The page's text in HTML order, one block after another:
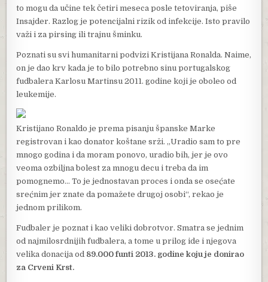
to mogu da učine tek četiri meseca posle tetoviranja, piše
Insajder. Razlog je potencijalni rizik od infekcije. Isto pravilo
važi i za pirsing ili trajnu šminku.
Poznati su svi humanitarni podvizi Kristijana Ronalda. Naime,
on je dao krv kada je to bilo potrebno sinu portugalskog
fudbalera Karlosu Martinsu 2011. godine koji je oboleo od
leukemije.
Kristijano Ronaldo je prema pisanju španske Marke
registrovan i kao donator koštane srži. „Uradio sam to pre
mnogo godina i da moram ponovo, uradio bih, jer je ovo
veoma ozbiljna bolest za mnogu decu i treba da im
pomognemo… To je jednostavan proces i onda se osećate
srećnim jer znate da pomažete drugoj osobi“, rekao je
jednom prilikom.
Fudbaler je poznat i kao veliki dobrotvor. Smatra se jednim
od najmilosrdnijih fudbalera, a tome u prilog ide i njegova
velika donacija od 89.000 funti 2013. godine koju je donirao
za Crveni Krst.